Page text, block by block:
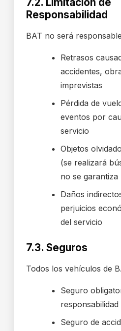
Responsabilidad
BAT no será
Retrasos
accidentes,
imprevistas
Pérdida de
eventos por
servicio
Objetos
(se realizará
no se
Daños
perjuicios
del servicio
7.3. Seguros
Todos los vehículos de
Seguro
responsabilidad
Seguro de